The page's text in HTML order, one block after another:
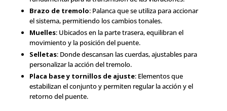
Brazo de tremolo: Palanca que se utiliza para accionar
el sistema, permitiendo los cambios tonales.
Muelles: Ubicados en la parte trasera, equilibran el
movimiento y la posición del puente.
Selletas: Donde descansan las cuerdas, ajustables para
personalizar la acción del tremolo.
Placa base y tornillos de ajuste: Elementos que
estabilizan el conjunto y permiten regular la acción y el
retorno del puente.